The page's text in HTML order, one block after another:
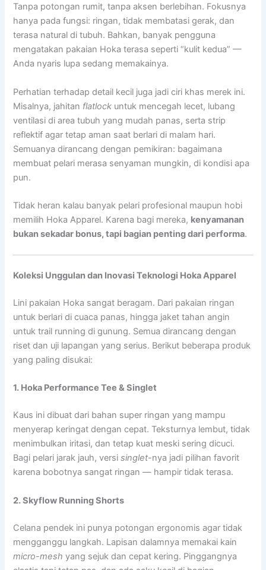
Tanpa potongan rumit, tanpa aksen berlebihan. Fokusnya
hanya pada fungsi: ringan, tidak membatasi gerak, dan
terasa natural di tubuh. Bahkan, banyak pengguna
mengatakan pakaian Hoka terasa seperti “kulit kedua” —
Anda nyaris lupa sedang memakainya.
Perhatian terhadap detail kecil juga jadi ciri khas merek ini.
Misalnya, jahitan flatlock untuk mencegah lecet, lubang
ventilasi di area tubuh yang mudah panas, serta strip
reflektif agar tetap aman saat berlari di malam hari.
Semuanya dirancang dengan pemikiran: bagaimana
membuat pelari merasa senyaman mungkin, di kondisi apa
pun.
Tidak heran kalau banyak pelari profesional maupun hobi
memilih Hoka Apparel. Karena bagi mereka, kenyamanan
bukan sekadar bonus, tapi bagian penting dari performa.
Koleksi Unggulan dan Inovasi Teknologi Hoka Apparel
Lini pakaian Hoka sangat beragam. Dari pakaian ringan
untuk berlari di cuaca panas, hingga jaket tahan angin
untuk trail running di gunung. Semua dirancang dengan
riset dan uji lapangan yang serius. Berikut beberapa produk
yang paling disukai:
1. Hoka Performance Tee & Singlet
Kaus ini dibuat dari bahan super ringan yang mampu
menyerap keringat dengan cepat. Teksturnya lembut, tidak
menimbulkan iritasi, dan tetap kuat meski sering dicuci.
Bagi pelari jarak jauh, versisinglet-nya jadi pilihan favorit
karena bobotnya sangat ringan — hampir tidak terasa.
2. Skyflow Running Shorts
Celana pendek ini punya potongan ergonomis agar tidak
mengganggu langkah. Lapisan dalamnya memakai kain
micro-mesh yang sejuk dan cepat kering. Pinggangnya